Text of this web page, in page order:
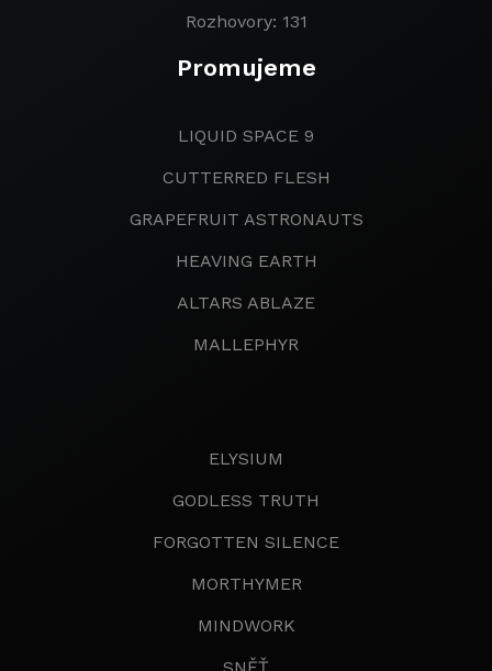
Rozhovory: 131
Promujeme
LIQUID SPACE 9
CUTTERRED FLESH
GRAPEFRUIT ASTRONAUTS
HEAVING EARTH
ALTARS ABLAZE
MALLEPHYR
ELYSIUM
GODLESS TRUTH
FORGOTTEN SILENCE
MORTHYMER
MINDWORK